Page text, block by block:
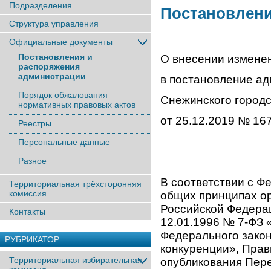
Подразделения
Структура управления
Официальные документы
Постановления и
распоряжения
администрации
Порядок обжалования
нормативных правовых актов
Реестры
Персональные данные
Разное
Территориальная трёхсторонняя
комиссия
Контакты
РУБРИКАТОР
Территориальная избирательная
О внесении
в постановление
Снежинского
от 25.12.2019 №
В соответствии с
общих принципах
Российской
12.01.1996 № 7-ФЗ
Федерального
конкуренции»,
опубликования